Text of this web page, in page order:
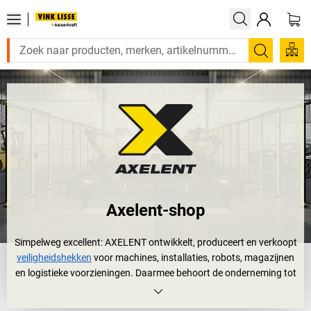
Zoeken
Axelent-shop
Simpelweg excellent: AXELENT ontwikkelt, produceert en verkoopt
veiligheidshekken voor machines, installaties, robots, magazijnen
en logistieke voorzieningen. Daarmee behoort de onderneming tot
de wereldwijde top in deze branche.